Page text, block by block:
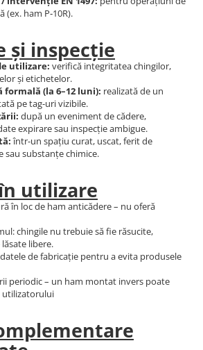
(ex. ham P‑10R).
inspecție
utilizare: verifică integritatea chingilor,
și etichetelor.
(la 6–12 luni): realizată de un
pe tag-uri vizibile.
după un eveniment de cădere,
expirare sau inspecție ambigue.
într-un spațiu curat, uscat, ferit de
substanțe chimice.
utilizare
în loc de ham anticădere – nu oferă
chingile nu trebuie să fie răsucite,
libere.
de fabricație pentru a evita produsele
periodic – un ham montat invers poate
utilizatorului